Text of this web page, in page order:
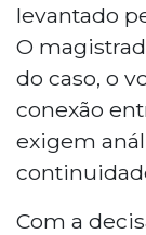
levantado
O
do caso, o
conexão
exigem
Com a